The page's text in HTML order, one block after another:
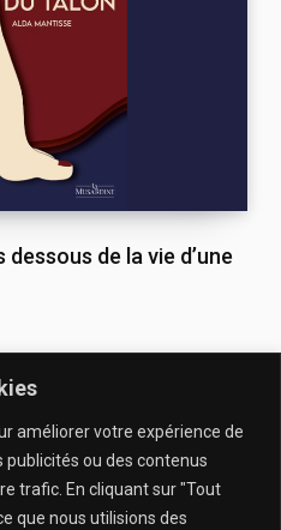
améliorer votre expérience de
publicités ou des contenus
trafic. En cliquant sur "Tout
que nous utilisions des
de la vie d’une